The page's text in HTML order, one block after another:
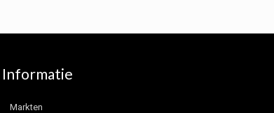
Informatie
Markten